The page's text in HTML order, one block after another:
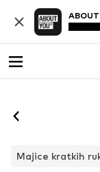
Majice kratkih